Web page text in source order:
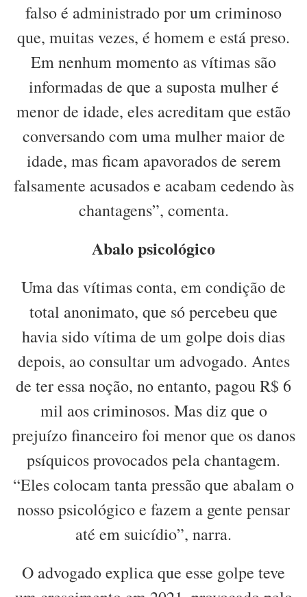
falso é administrado por um criminoso
que, muitas vezes, é homem e está preso.
Em nenhum momento as vítimas são
informadas de que a suposta mulher é
menor de idade, eles acreditam que estão
conversando com uma mulher maior de
idade, mas ficam apavorados de serem
falsamente acusados e acabam cedendo às
chantagens”, comenta.
Abalo psicológico
Uma das vítimas conta, em condição de
total anonimato, que só percebeu que
havia sido vítima de um golpe dois dias
depois, ao consultar um advogado. Antes
de ter essa noção, no entanto, pagou R$ 6
mil aos criminosos. Mas diz que o
prejuízo financeiro foi menor que os danos
psíquicos provocados pela chantagem.
“Eles colocam tanta pressão que abalam o
nosso psicológico e fazem a gente pensar
até em suicídio”, narra.
O advogado explica que esse golpe teve